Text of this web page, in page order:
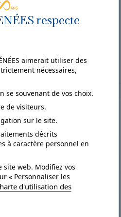
à sec.
sur le mur.
respecte
aimerait utiliser des
nécessaires,
se souvenant de vos choix.
de visiteurs.
sur le site.
décrits
à caractère personnel en
site web. Modifiez vos
« Personnaliser les
d'utilisation des